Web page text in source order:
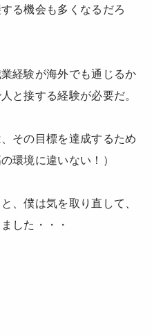
る機会も多くなるだろ
経験が海外でも通じるか
と接する経験が必要だ。
その目標を達成するため
環境に違いない！）
、僕は気を取り直して、
した・・・